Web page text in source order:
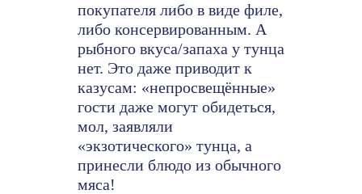
покупателя либо в виде филе,
либо консервированным. А
рыбного вкуса/запаха у тунца
нет. Это даже приводит к
казусам: «непросвещённые»
гости даже могут обидеться,
мол, заявляли
«экзотического» тунца, а
принесли блюдо из обычного
мяса!